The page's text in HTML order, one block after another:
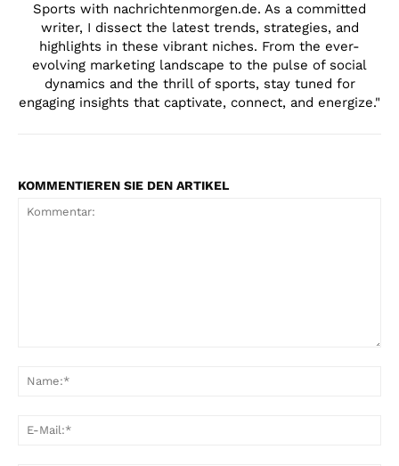
Sports with nachrichtenmorgen.de. As a committed
writer, I dissect the latest trends, strategies, and
highlights in these vibrant niches. From the ever-
evolving marketing landscape to the pulse of social
dynamics and the thrill of sports, stay tuned for
engaging insights that captivate, connect, and energize."
KOMMENTIEREN SIE DEN ARTIKEL